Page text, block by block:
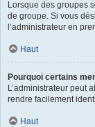
Lorsque des groupes
de groupe. Si vous
l’administrateur en
Haut
Pourquoi certains
L’administrateur peut
rendre facilement
Haut